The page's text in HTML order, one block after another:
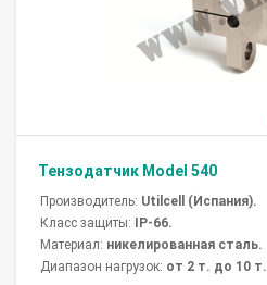
Тензодатчик Model 540
Производитель: Utilcell (Испания).
Класс защиты:
IP-66.
Материал: никелированная сталь.
Диапазон нагрузок: от 2 т. до 10 т.